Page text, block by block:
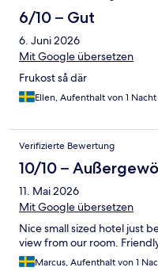
6/10 – Gut
6. Juni 2026
Mit Google übersetzen
Frukost så där
Ellen, Aufenthalt von 1 Nacht
Verifizierte Bewertung
10/10 –
11. Mai 2026
Mit Google übersetzen
Nice small sized hotel just
view from our room.
Marcus, Aufenthalt von 1